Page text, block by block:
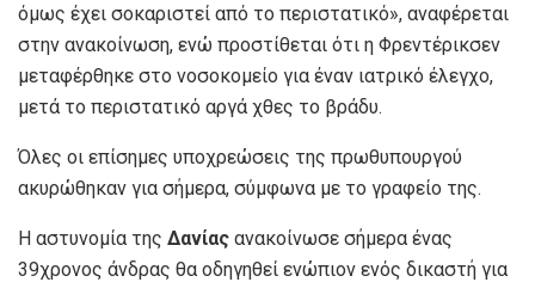
όμως έχει σοκαριστεί από το περιστατικό», αναφέρεται
στην ανακοίνωση, ενώ προστίθεται ότι η Φρεντέρικσεν
μεταφέρθηκε στο νοσοκομείο για έναν ιατρικό έλεγχο,
μετά το περιστατικό αργά χθες το βράδυ.
Όλες οι επίσημες υποχρεώσεις της πρωθυπουργού
ακυρώθηκαν για σήμερα, σύμφωνα με το γραφείο της.
Η αστυνομία της Δανίας ανακοίνωσε σήμερα ένας
39χρονος άνδρας θα οδηγηθεί ενώπιον ενός δικαστή για